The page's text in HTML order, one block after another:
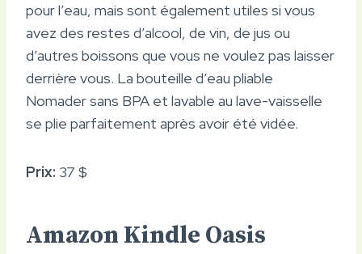
pour l’eau, mais sont également utiles si vous
avez des restes d’alcool, de vin, de jus ou
d’autres boissons que vous ne voulez pas laisser
derrière vous. La bouteille d’eau pliable
Nomader sans BPA et lavable au lave-vaisselle
se plie parfaitement après avoir été vidée.
Prix: 37 $
Amazon Kindle Oasis